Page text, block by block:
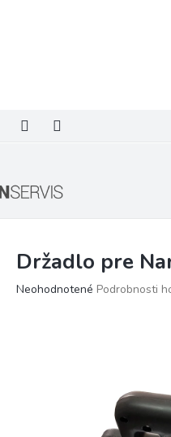
Držadlo pre
Priemerné
Neohodnotené Podrobnosti